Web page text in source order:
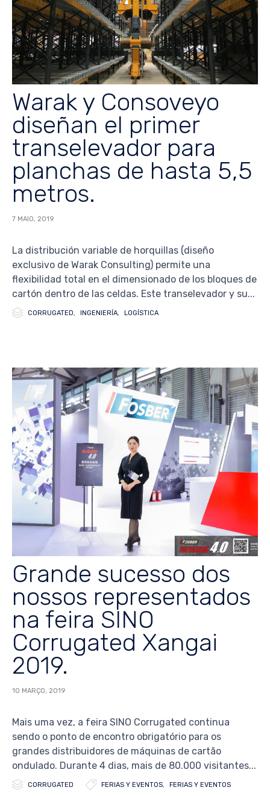
Warak y Consoveyo
diseñan el primer
transelevador para
planchas de hasta 5,5
metros.
7 MAIO, 2019
La distribución variable de horquillas (diseño
exclusivo de Warak Consulting) permite una
flexibilidad total en el dimensionado de los bloques de
cartón dentro de las celdas. Este transelevador y su...
 Category
CORRUGATED, INGENIERÍA, LOGÍSTICA
Grande sucesso dos
nossos representados
na feira SINO
Corrugated Xangai
2019.
10 MARÇO, 2019
Mais uma vez, a feira SINO Corrugated continua
sendo o ponto de encontro obrigatório para os
grandes distribuidores de máquinas de cartão
ondulado. Durante 4 dias, mais de 80.000 visitantes...
 Category
CORRUGATED  Tags
FERIAS Y EVENTOS, FERIAS Y EVENTOS